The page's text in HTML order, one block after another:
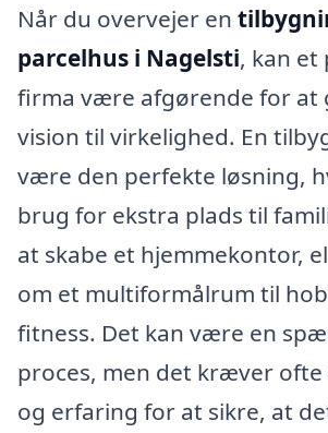
Når du overvejer en
parcelhus i Nagelsti, kan et
firma være afgørende for at
vision til virkelighed. En
være den perfekte løsning,
brug for ekstra plads til
at skabe et hjemmekontor,
om et multiformålrum til
fitness. Det kan være en
proces, men det kræver ofte
og erfaring for at sikre, at